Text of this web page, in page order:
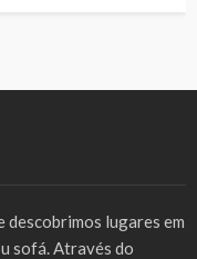
lugares em
sofá. Através do